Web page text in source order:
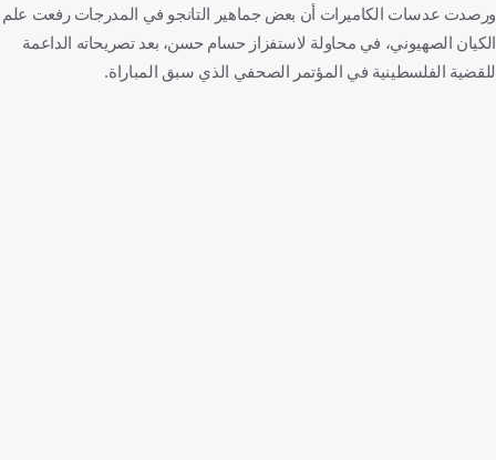
ورصدت عدسات الكاميرات أن بعض جماهير التانجو في المدرجات رفعت علم
الكيان الصهيوني، في محاولة لاستفزاز حسام حسن، بعد تصريحاته الداعمة
للقضية الفلسطينية في المؤتمر الصحفي الذي سبق المباراة.